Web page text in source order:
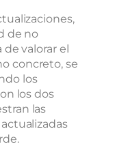
de no
de valorar el
concreto, se
los
los dos
las